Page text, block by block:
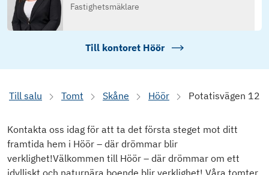
Fastighetsmäklare
Till kontoret Höör
Till salu Tomt Skåne Höör Potatisvägen 12
Kontakta oss idag för att ta det första steget mot ditt
framtida hem i Höör – där drömmar blir
verklighet!Välkommen till Höör – där drömmar om ett